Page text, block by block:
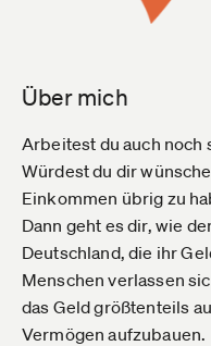
Über mich
Arbeitest du auch noch
Würdest du dir
Einkommen übrig zu
Dann geht es dir, wie
Deutschland, die ihr
Menschen verlassen
das Geld größtenteils
Vermögen aufzubauen.